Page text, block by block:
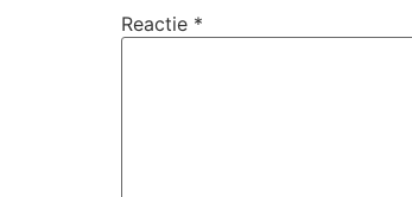
Reactie *